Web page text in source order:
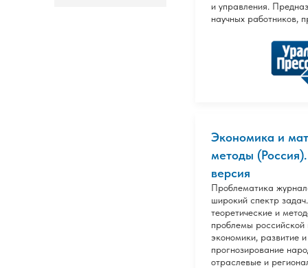
и управления.
научных работников,
Экономика и
методы
версия
Проблематика
широкий спектр
теоретические и
проблемы российской
экономики, развитие и
прогнозирование
отраслевые и